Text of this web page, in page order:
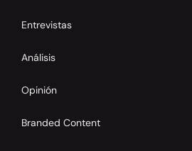
Entrevistas
Análisis
Opinión
Branded Content